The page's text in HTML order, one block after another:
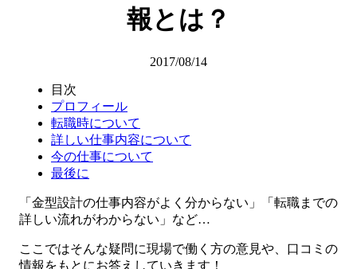
報とは？
2017/08/14
目次
プロフィール
転職時について
詳しい仕事内容について
今の仕事について
最後に
「金型設計の仕事内容がよく分からない」「転職までの
詳しい流れがわからない」など…
ここではそんな疑問に現場で働く方の意見や、口コミの
情報をもとにお答えしていきます！